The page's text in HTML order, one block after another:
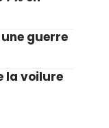
guerre
la voilure